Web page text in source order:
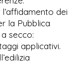
dei
la Pubblica
secco:
applicativi.